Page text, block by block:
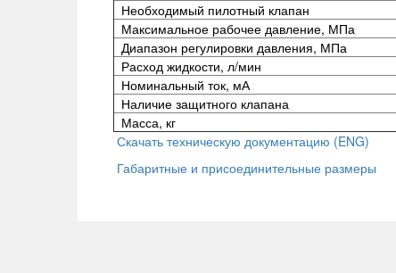
Необходимый пилотный клапан
Максимальное рабочее давление, МПа
Диапазон регулировки давления, МПа
Расход жидкости, л/мин
Номинальный ток, мА
Наличие защитного клапана
Масса, кг
Скачать техническую документацию (ENG)
Габаритные и присоединительные размеры